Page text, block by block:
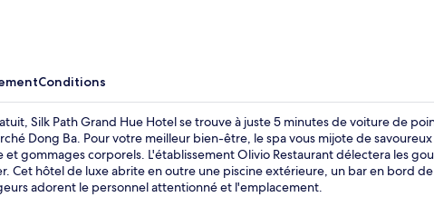
Conditions
Silk Path Grand Hue Hotel se trouve à juste 5 minutes de voiture de
Dong Ba. Pour votre meilleur bien-être, le spa vous mijote de savoureux
et gommages corporels. L'établissement Olivio Restaurant délectera les
Cet hôtel de luxe abrite en outre une piscine extérieure, un bar en bord
adorent le personnel attentionné et l'emplacement.